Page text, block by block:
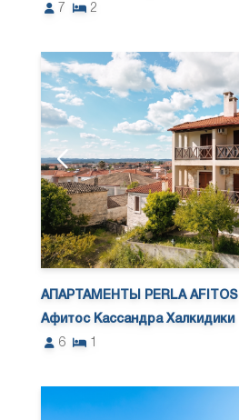
7
2
АПАРТАМЕНТЫ PERLA AFITOS
Афитос Кассандра Халкидики
6
1